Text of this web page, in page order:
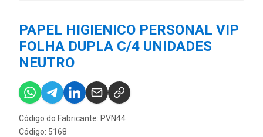
PAPEL HIGIENICO PERSONAL VIP
FOLHA DUPLA C/4 UNIDADES
NEUTRO
Código do Fabricante: PVN44
Código: 5168